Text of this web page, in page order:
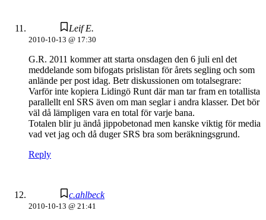
Leif E.
2010-10-13 @ 17:30
G.R. 2011 kommer att starta onsdagen den 6 juli enl det
meddelande som bifogats prislistan för årets segling och som
anlände per post idag. Betr diskussionen om totalsegrare:
Varför inte kopiera Lidingö Runt där man tar fram en totallista
parallellt enl SRS även om man seglar i andra klasser. Det bör
väl då lämpligen vara en total för varje bana.
Totalen blir ju ändå jippobetonad men kanske viktig för media
vad vet jag och då duger SRS bra som beräkningsgrund.
Reply
c.ahlbeck
2010-10-13 @ 21:41